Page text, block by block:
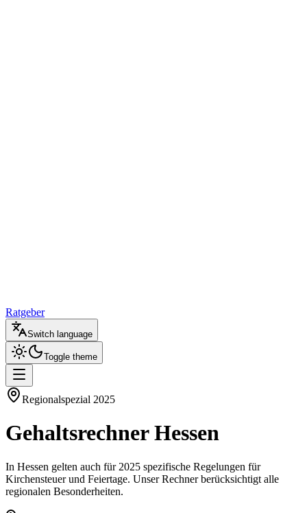
Ratgeber
Switch language
Toggle theme
Regionalspezial 2025
GehaltsrechnerHessen
In Hessen gelten auch für 2025 spezifische Regelungen für
Kirchensteuer und Feiertage. Unser Rechner berücksichtigt alle
regionalen Besonderheiten.